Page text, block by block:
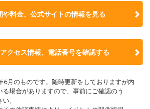
や料金、公式サイトの情報を見る
クセス情報、電話番号を確認する
6月のものです。随時更新をしておりますが内
場合がありますので、事前にご確認のう
。